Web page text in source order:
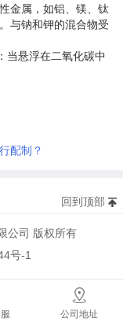
金属，如铝、镁、钛
与钠和钾的混合物受
当悬浮在二氧化碳中
配制？
公司地址
回到顶部
公司 版权所有
号-1